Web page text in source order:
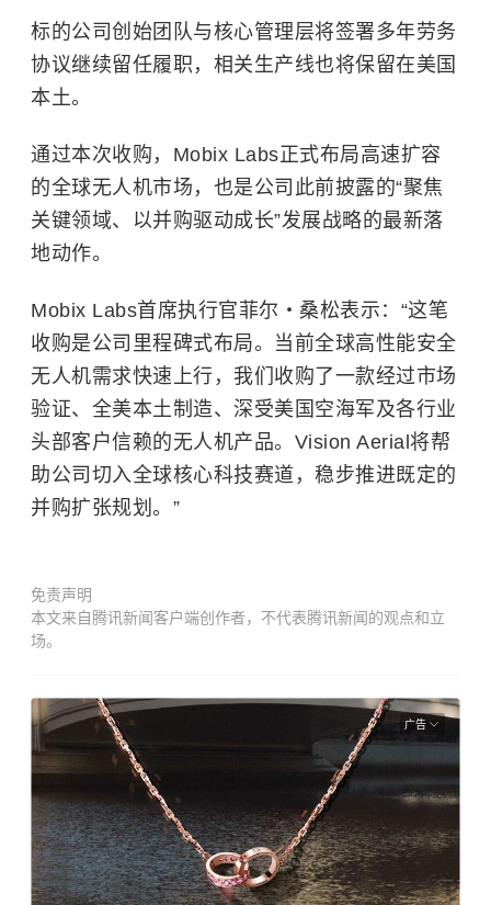
标的公司创始团队与核心管理层将签署多年劳务
协议继续留任履职，相关生产线也将保留在美国
本土。
通过本次收购，Mobix Labs正式布局高速扩容
的全球无人机市场，也是公司此前披露的“聚焦
关键领域、以并购驱动成长”发展战略的最新落
地动作。
Mobix Labs首席执行官菲尔・桑松表示：“这笔
收购是公司里程碑式布局。当前全球高性能安全
无人机需求快速上行，我们收购了一款经过市场
验证、全美本土制造、深受美国空海军及各行业
头部客户信赖的无人机产品。Vision Aerial将帮
助公司切入全球核心科技赛道，稳步推进既定的
并购扩张规划。”
免责声明
本文来自腾讯新闻客户端创作者，不代表腾讯新闻的观点和立
场。
广告